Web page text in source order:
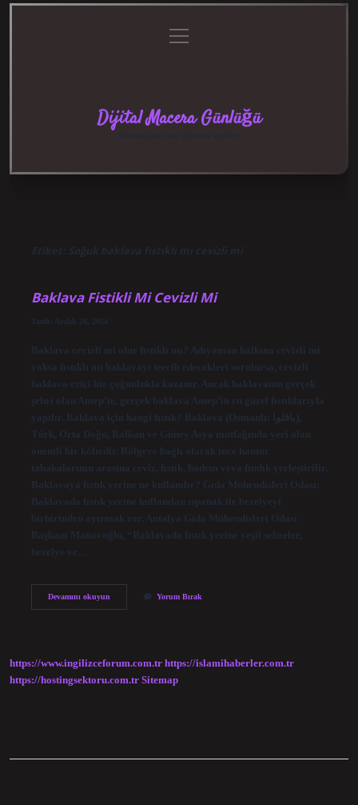
menüyü
aç
Dijital Macera Günlüğü
Etiket: Soğuk baklava fıstıklı mı cevizli mi
Baklava Fistikli Mi Cevizli Mi
Tarih: Aralık 28, 2024
Baklava cevizli mi olur fıstıklı mı? Adıyaman halkına cevizli mi
yoksa fıstıklı mı baklavayı tercih edecekleri sorulursa, cevizli
baklava ezici bir çoğunlukla kazanır. Ancak baklavanın gerçek
şehri olan Antep’te, gerçek baklava Antep’in en güzel fıstıklarıyla
yapılır. Baklava için hangi fıstık? Baklava (Osmanlı: باقلوا),
Türk, Orta Doğu, Balkan ve Güney Asya mutfağında yeri olan
önemli bir köftedir. Bölgeye bağlı olarak ince hamur
tabakalarının arasına ceviz, fıstık, badem veya fındık yerleştirilir.
Baklavaya fıstık yerine ne kullanılır? Gıda Mühendisleri Odası:
Baklavada fıstık yerine kullanılan ıspanak ile bezelyeyi
birbirinden ayırmak zor. Antalya Gıda Mühendisleri Odası
Başkanı Manavoğlu, “Baklavada fıstık yerine yeşil sebzeler,
bezelye ve…
Devamını okuyunBaklava
Yorum Bırak
https://www.ingilizceforum.com.tr https://islamihaberler.com.tr
https://hostingsektoru.com.tr Sitemap